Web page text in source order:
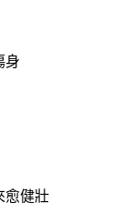
身
愈健壯